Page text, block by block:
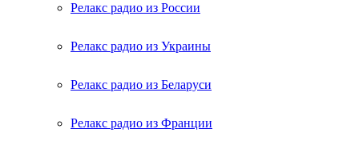
Релакс радио из России
Релакс радио из Украины
Релакс радио из Беларуси
Релакс радио из Франции